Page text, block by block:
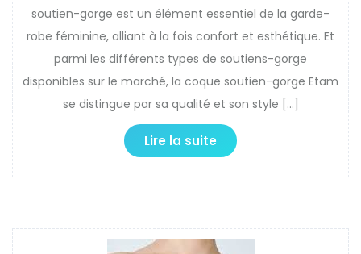
soutien-gorge est un élément essentiel de la garde-
robe féminine, alliant à la fois confort et esthétique. Et
parmi les différents types de soutiens-gorge
disponibles sur le marché, la coque soutien-gorge Etam
se distingue par sa qualité et son style […]
Lire la suite